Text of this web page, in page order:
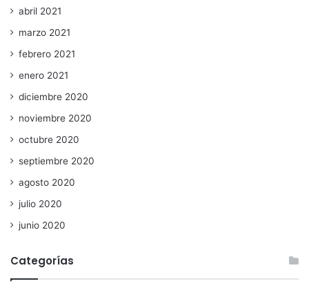
abril 2021
marzo 2021
febrero 2021
enero 2021
diciembre 2020
noviembre 2020
octubre 2020
septiembre 2020
agosto 2020
julio 2020
junio 2020
Categorías